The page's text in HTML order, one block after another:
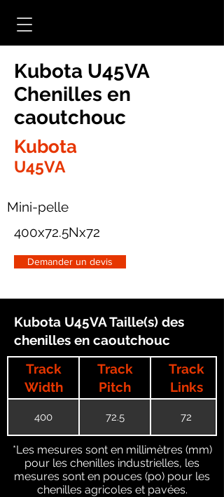
Kubota U45VA
Chenilles en
caoutchouc
Kubota
U45VA
Mini-pelle
400x72.5Nx72
Demander un devis
Kubota U45VA Taille(s) des
chenilles en caoutchouc
Track
Width
Track
Pitch
Track
Links
400 72.5 72
*Les mesures sont en millimètres (mm)
pour les chenilles industrielles, les
mesures sont en pouces (po) pour les
chenilles agricoles et pavées.